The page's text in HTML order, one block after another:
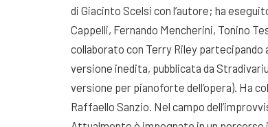
di Giacinto Scelsi con l’autore; ha
Cappelli, Fernando Mencherini, Tonino
collaborato con Terry Riley
versione inedita, pubblicata da
versione per pianoforte dell’opera). Ha
Raffaello Sanzio. Nel campo